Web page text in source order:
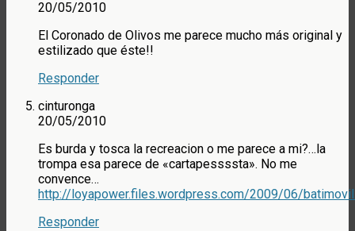
20/05/2010
El Coronado de Olivos me parece mucho más original y
estilizado que éste!!
Responder
cinturonga
20/05/2010
Es burda y tosca la recreacion o me parece a mi?…la
trompa esa parece de «cartapessssta». No me
convence…
http://loyapower.files.wordpress.com/2009/06/
Responder